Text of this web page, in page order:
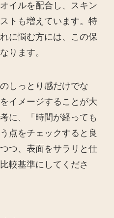
イルを配合し、スキン
トも増えています。特
に悩む方には、この保
ります。
しっとり感だけでな
イメージすることが大
に、「時間が経っても
点をチェックすると良
つ、表面をサラリと仕
較基準にしてくださ